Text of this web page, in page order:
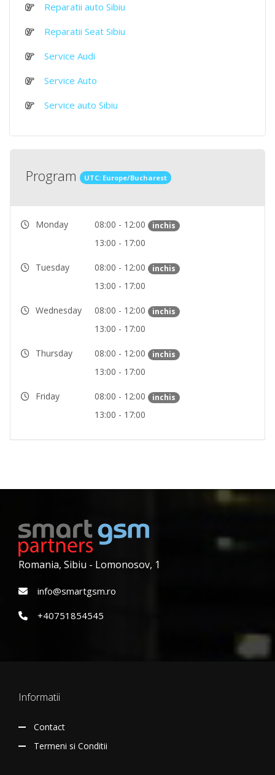
Reparatii auto Sibiu
Reparatii Seat Sibiu
Service Audi
Service Auto
Service auto Sibiu
Program UTC: Europe/Bucharest
Monday 08:00 - 12:00 inchis
13:00 - 17:00
Tuesday 08:00 - 12:00 inchis
13:00 - 17:00
Wednesday 08:00 - 12:00 inchis
13:00 - 17:00
Thursday 08:00 - 12:00 inchis
13:00 - 17:00
Friday 08:00 - 12:00 inchis
13:00 - 17:00
Romania, Sibiu - Lomonosov, 1
info@smartgsm.ro
+40751854545
Informatii
Contact
Termeni si Conditii